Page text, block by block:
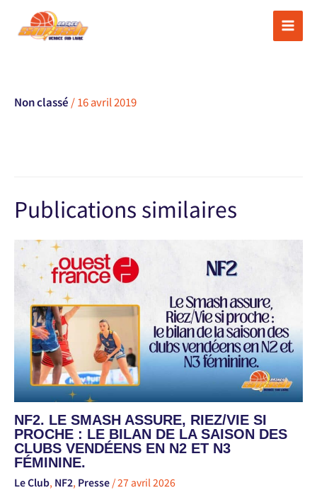
Non classé /16 avril 2019
Publications similaires
NF2. LE SMASH ASSURE, RIEZ/VIE SI
PROCHE : LE BILAN DE LA SAISON DES
CLUBS VENDÉENS EN N2 ET N3
FÉMININE.
Le Club, NF2, Presse /27 avril 2026